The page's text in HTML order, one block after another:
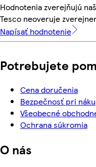
Hodnotenia zverejňujú
Tesco neoveruje
Napísať hodnotenie
Potrebujete
Cena doručenia
Bezpečnosť pri
Všeobecné
Ochrana súkromia
O nás